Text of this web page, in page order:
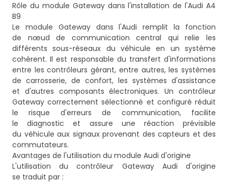
Rôle du module Gateway dans l'installation de l'Audi A4
B9
Le module Gateway dans l'Audi remplit la fonction
de nœud de communication central qui relie les
différents sous-réseaux du véhicule en un système
cohérent. Il est responsable du transfert d'informations
entre les contrôleurs gérant, entre autres, les systèmes
de carrosserie, de confort, les systèmes d'assistance
et d'autres composants électroniques. Un contrôleur
Gateway correctement sélectionné et configuré réduit
le risque d'erreurs de communication, facilite
le diagnostic et assure une réaction prévisible
du véhicule aux signaux provenant des capteurs et des
commutateurs.
Avantages de l'utilisation du module Audi d'origine
L'utilisation du contrôleur Gateway Audi d'origine
se traduit par :